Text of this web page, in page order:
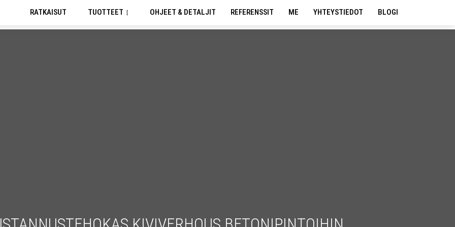
RATKAISUT TUOTTEET OHJEET & DETALJIT REFERENSSIT ME YHTEYSTIEDOT BLOGI